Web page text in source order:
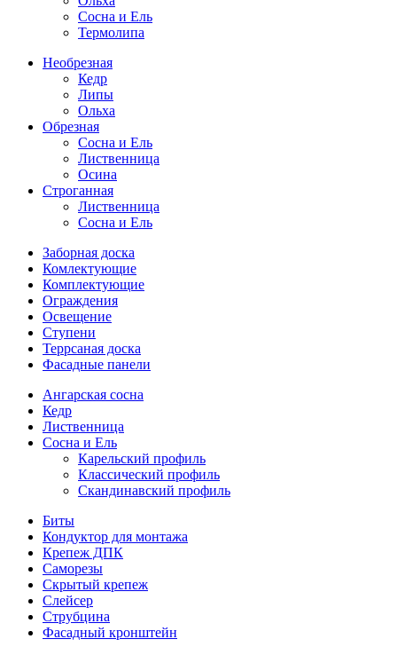
Сосна и Ель
Термолипа
Необрезная
Кедр
Липы
Ольха
Обрезная
Cосна и Ель
Лиственница
Осина
Строганная
Лиственница
Сосна и Ель
Заборная доска
Комлектующие
Комплектующие
Ограждения
Освещение
Ступени
Террсаная доска
Фасадные панели
Ангарская сосна
Кедр
Лиственница
Сосна и Ель
Карельский профиль
Классический профиль
Скандинавский профиль
Биты
Кондуктор для монтажа
Крепеж ДПК
Саморезы
Скрытый крепеж
Слейсер
Струбцина
Фасадный кронштейн